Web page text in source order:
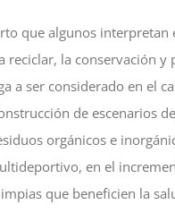
que algunos interpretan
reciclar, la conservación y
a ser considerado en el
de escenarios
orgánicos e
en el
que beneficien la